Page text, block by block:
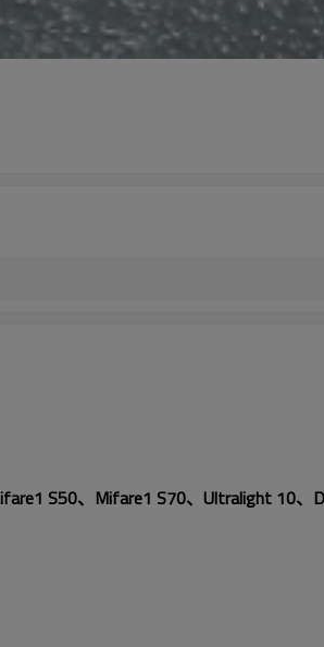
S50、Mifare1 S70、Ultralight 10、